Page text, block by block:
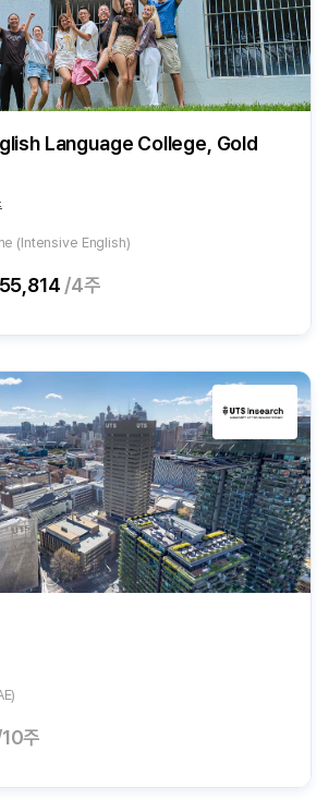
Language College, Gold
(Intensive English)
/4주
주